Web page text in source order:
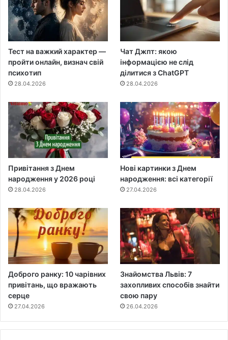
Тест на важкий характер —
пройти онлайн, визнач свій
психотип
28.04.2026
Чат Джпт: якою
інформацією не слід
ділитися з ChatGPT
28.04.2026
Привітання з Днем
народження у 2026 році
28.04.2026
Нові картинки з Днем
народження: всі категорії
27.04.2026
Доброго ранку: 10 чарівних
привітань, що вражають
серце
27.04.2026
Знайомства Львів: 7
захопливих способів знайти
свою пару
26.04.2026